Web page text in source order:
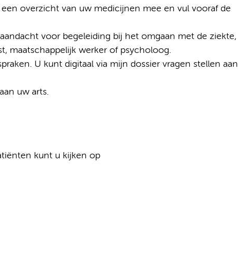
overzicht van uw medicijnen mee en vul vooraf de
voor begeleiding bij het omgaan met de ziekte,
maatschappelijk werker of psycholoog.
U kunt digitaal via mijn dossier vragen stellen aan
uw arts.
kunt u kijken op